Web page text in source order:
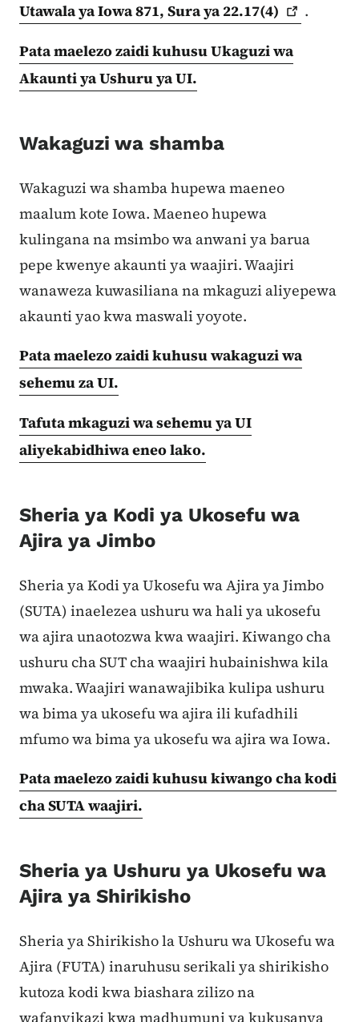
Utawala ya Iowa 871, Sura ya 22.17(4)
.
Pata maelezo zaidi kuhusu Ukaguzi wa
Akaunti ya Ushuru ya UI.
Wakaguzi wa shamba
Wakaguzi wa shamba hupewa maeneo
maalum kote Iowa. Maeneo hupewa
kulingana na msimbo wa anwani ya barua
pepe kwenye akaunti ya waajiri. Waajiri
wanaweza kuwasiliana na mkaguzi aliyepewa
akaunti yao kwa maswali yoyote.
Pata maelezo zaidi kuhusu wakaguzi wa
sehemu za UI.
Tafuta mkaguzi wa sehemu ya UI
aliyekabidhiwa eneo lako.
Sheria ya Kodi ya Ukosefu wa
Ajira ya Jimbo
Sheria ya Kodi ya Ukosefu wa Ajira ya Jimbo
(SUTA) inaelezea ushuru wa hali ya ukosefu
wa ajira unaotozwa kwa waajiri. Kiwango cha
ushuru cha SUT cha waajiri hubainishwa kila
mwaka. Waajiri wanawajibika kulipa ushuru
wa bima ya ukosefu wa ajira ili kufadhili
mfumo wa bima ya ukosefu wa ajira wa Iowa.
Pata maelezo zaidi kuhusu kiwango cha kodi
cha SUTA waajiri.
Sheria ya Ushuru ya Ukosefu wa
Ajira ya Shirikisho
Sheria ya Shirikisho la Ushuru wa Ukosefu wa
Ajira (FUTA) inaruhusu serikali ya shirikisho
kutoza kodi kwa biashara zilizo na
wafanyikazi kwa madhumuni ya kukusanya